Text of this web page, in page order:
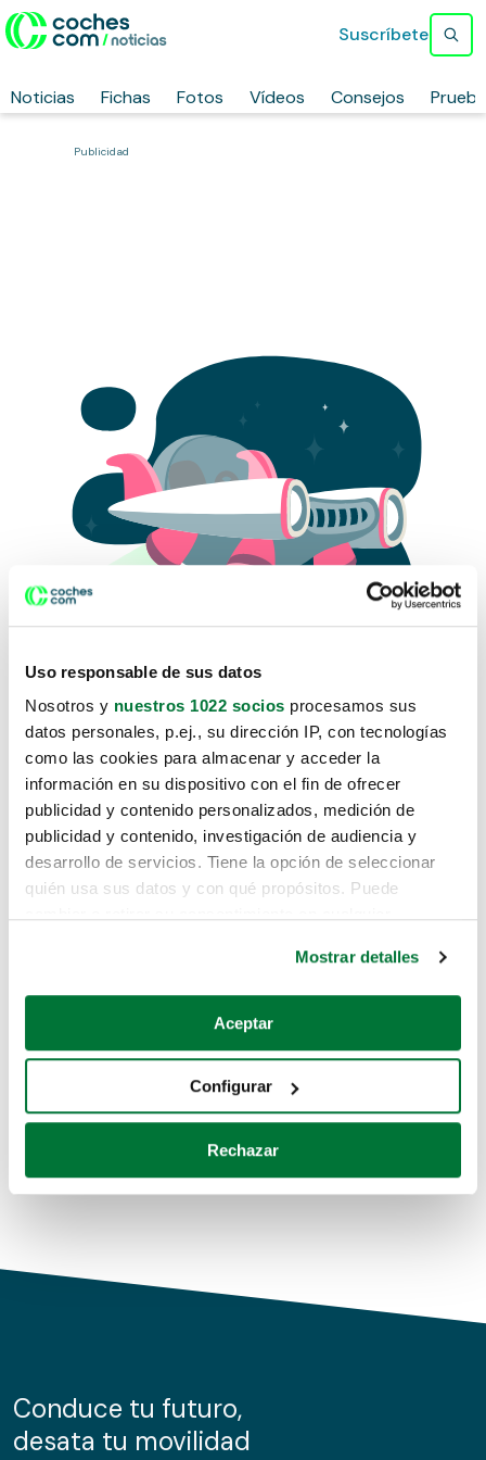
Uso responsable de sus datos
Nosotros y nuestros 1022 socios procesamos sus
datos personales, p.ej., su dirección IP, con tecnologías
como las cookies para almacenar y acceder la
información en su dispositivo con el fin de ofrecer
publicidad y contenido personalizados, medición de
publicidad y contenido, investigación de audiencia y
desarrollo de servicios. Tiene la opción de seleccionar
quién usa sus datos y con qué propósitos. Puede
Si lo permite, también quisiéramos:
Recopilar información sobre su ubicación geográfica
Identificar su dispositivo analizándolo activamente
para buscar características específicas (huellas
Obtenga más información sobre cómo se procesan sus
de cookies.
información sobre el uso que haga del sitio web con
nuestros partners de redes sociales, publicidad y análisis
Mostrar detalles
Aceptar
Configurar
Rechazar
Noticias Fichas Fotos Vídeos Consejos
Suscríbete
Publicidad
Lo sentimos, no sabemos como
te hemos traido hasta aquí.
Pero puedes encontrar el coche que estás
buscando en alguno de estos enlaces:
Coches de segunda mano
Coches de km0
Conduce tu futuro,
desata tu movilidad